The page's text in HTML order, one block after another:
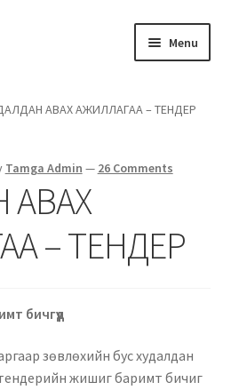
Menu
баримт
АВАХ АЖИЛЛАГАА – ТЕНДЕР
Tamga Admin — 26 Comments
АВАХ
– ТЕНДЕР
бичгүүд
зөвлөхийн бус худалдан
жишиг баримт бичиг